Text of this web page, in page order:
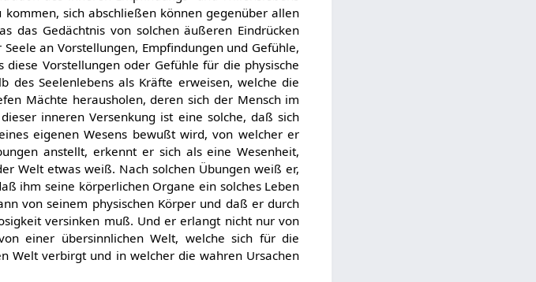
sich abschließen können gegenüber allen
das Gedächtnis von solchen äußeren Eindrücken
an Vorstellungen, Empfindungen und Gefühle,
Vorstellungen oder Gefühle für die physische
des Seelenlebens als Kräfte erweisen, welche die
Mächte herausholen, deren sich der Mensch im
inneren Versenkung ist eine solche, daß sich
eigenen Wesens bewußt wird, von welcher er
anstellt, erkennt er sich als eine Wesenheit,
Welt etwas weiß. Nach solchen Übungen weiß er,
ihm seine körperlichen Organe ein solches Leben
von seinem physischen Körper und daß er durch
versinken muß. Und er erlangt nicht nur von
einer übersinnlichen Welt, welche sich für die
Welt verbirgt und in welcher die wahren Ursachen